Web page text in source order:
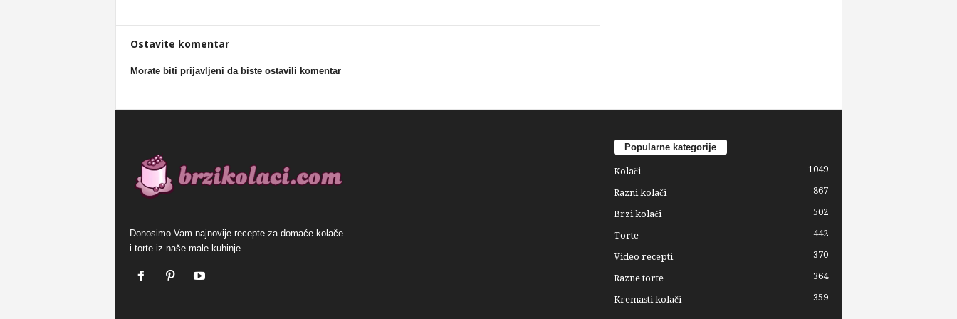
Ostavite komentar
Morate biti prijavljeni da biste ostavili komentar
Donosimo Vam najnovije recepte za domaće kolače
i torte iz naše male kuhinje.
Popularne kategorije
Kolači 1049
Razni kolači 867
Brzi kolači 502
Torte 442
Video recepti 370
Razne torte 364
Kremasti kolači 359